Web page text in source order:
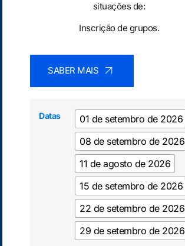
situações de:
Inscrição de grupos.
SABER MAIS
Datas
01 de setembro de 2026
08 de setembro de 2026
11 de agosto de 2026
15 de setembro de 2026
22 de setembro de 2026
29 de setembro de 2026